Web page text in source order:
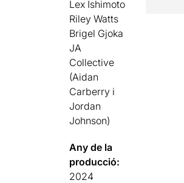
Lex Ishimoto
Riley Watts
Brigel Gjoka
JA
Collective
(Aidan
Carberry i
Jordan
Johnson)
Any de la
producció:
2024